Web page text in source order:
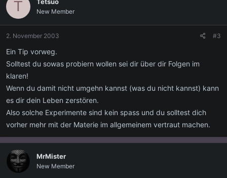
T New Member
2. November 2003 #3
Ein Tip vorweg.
Solltest du sowas probiern wollen sei dir über dir Folgen im
klaren!
Wenn du damit nicht umgehn kannst (was du nicht kannst) kann
es dir dein Leben zerstören.
Also solche Experimente sind kein spass und du solltest dich
vorher mehr mit der Materie im allgemeinem vertraut machen.
MrMister
New Member